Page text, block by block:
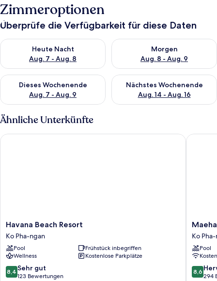
Zimmeroptionen
Überprüfe die Verfügbarkeit für diese Daten
Heute Nacht
Aug. 7 - Aug. 8
Überprüfe die Verfügbarkeit für heute Nacht, Aug. 7 - Aug. 8.
Morgen
Aug. 8 - Aug. 9
Überprüfe die Verfügbarkeit
Dieses Wochenende
Aug. 7 - Aug. 9
Überprüfe die Verfügbarkeit für dieses Wochenende, Aug. 7
Nächstes Wochenende
Aug. 14 - Aug. 16
Überprüfe die Verfügbarkeit
Ähnliche Unterkünfte
Havana
Beach
Resort
Ko
Pha-
ngan
Havana Beach Resort
Ko Pha-ngan
Pool
Frühstück inbegriffen
Wellness
Kostenlose Parkplätze
8.4
von
8,4 Sehr gut
123 Bewertungen
Havana Beach Resort
Bay
Resort
Ko
Pha-
ngan
Ko
Pool
8.6
von
8,6
294